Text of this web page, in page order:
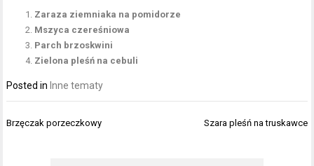
Zaraza ziemniaka na pomidorze
Mszyca czereśniowa
Parch brzoskwini
Zielona pleśń na cebuli
Posted in Inne tematy
Nawigacja
Brzęczak porzeczkowy Szara pleśń na truskawce